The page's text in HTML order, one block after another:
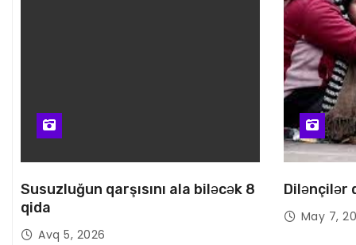
Susuzluğun qarşısını ala biləcək 8
qida
Avq 5, 2026
Dilənçilər
May 7,